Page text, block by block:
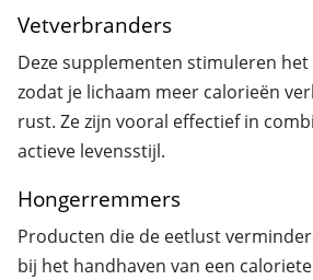
Vetverbranders
Deze supplementen stimuleren
zodat je lichaam meer calorieën
rust. Ze zijn vooral effectief in
actieve levensstijl.
Hongerremmers
Producten die de eetlust
bij het handhaven van een